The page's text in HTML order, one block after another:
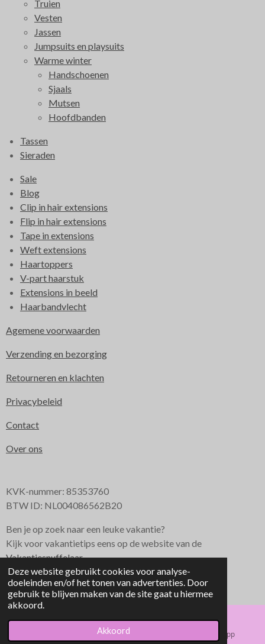
Deze website gebruikt cookies voor analyse-
doeleinden en/of het tonen van advertenties. Door
gebruik te blijven maken van de site gaat u hiermee
akkoord.
Akkoord
Truien
Vesten
Jassen
Jumpsuits en playsuits
Warme winter
Handschoenen
Sjaals
Mutsen
Hoofdbanden
Tassen
Sieraden
Sale
Blog
Clip in hair extensions
Flip in hair extensions
Tape in extensions
Weft extensions
Haartoppers
V-part haarstuk
Extensions in beeld
Haarbandvlecht
Agemene voorwaarden
Verzending en bezorging
Retourneren en klachten
Privacybeleid
Contact
Over ons
KVK-nummer: 85353760
BTW ID: NL004086562B20
Ben je op zoek naar een leuke vakantie?
Kijk voor vakantietips eens op de website van de
Vakantiesnuffelaar
© 2023 - 2026 Hairextension & Fashion
Powered byJouwWeb
Instagram WhatsApp